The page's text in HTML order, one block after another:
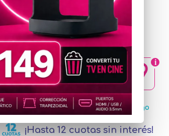
MOU302
u$s42,09
Precio
especial
u$s46.43 con MercadoPago
¡Hasta 12 cuotas sin interés!